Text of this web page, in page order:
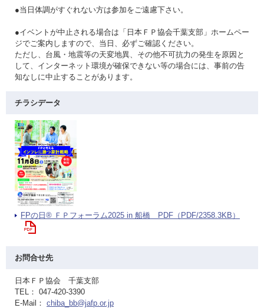
●当日体調がすぐれない方は参加をご遠慮下さい。
●イベントが中止される場合は「日本ＦＰ協会千葉支部」ホームペー
ジでご案内しますので、当日、必ずご確認ください。
ただし、台風・地震等の天変地異、その他不可抗力の発生を原因と
して、インターネット環境が確保できない等の場合には、事前の告
知なしに中止することがあります。
チラシデータ
FPの日® ＦＰフォーラム2025 in 船橋 PDF（PDF/2358.3KB）
お問合せ先
日本ＦＰ協会 千葉支部
TEL： 047-420-3390
E-Mail： chiba_bb@jafp.or.jp